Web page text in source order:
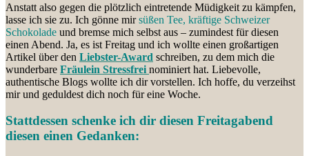
Anstatt also gegen die plötzlich eintretende Müdigkeit zu kämpfen,
lasse ich sie zu. Ich gönne mirsüßen Tee, kräftige Schweizer
Schokolade und bremse mich selbst aus – zumindest für diesen
einen Abend. Ja, es ist Freitag und ich wollte einen großartigen
Artikel über den Liebster-Award schreiben, zu dem mich die
wunderbare Fräulein Stressfrei nominiert hat. Liebevolle,
authentische Blogs wollte ich dir vorstellen. Ich hoffe, du verzeihst
mir und geduldest dich noch für eine Woche.
Stattdessen schenke ich dir diesen Freitagabend
diesen einen Gedanken: